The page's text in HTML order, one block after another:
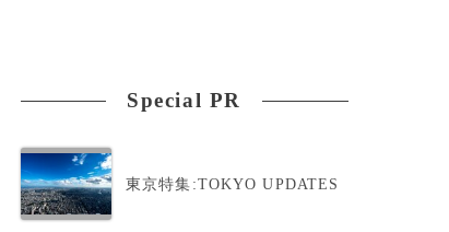
Special PR
東京特集:TOKYO UPDATES